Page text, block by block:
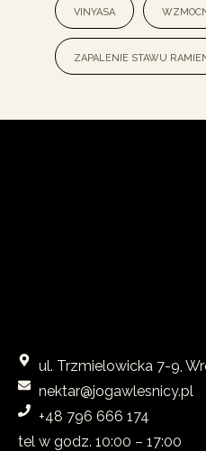
vinyasa
zapalenie stawu
ul. Trzmielowicka 7-9,
nektar@jogawlesnicy.pl
+48 796 666 174
tel w godz. 10:00 – 17:00​